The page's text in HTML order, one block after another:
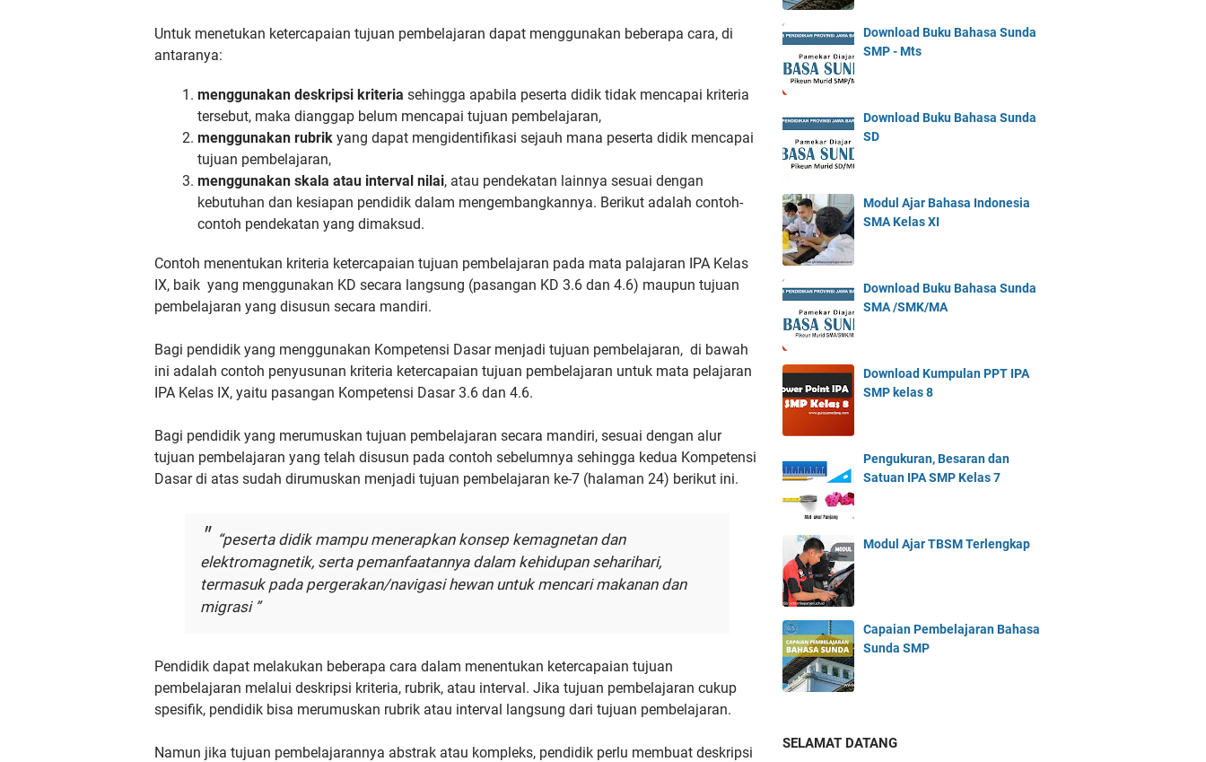
Untuk menetukan ketercapaian tujuan pembelajaran dapat menggunakan beberapa cara, di
antaranya:
menggunakan deskripsi kriteria sehingga apabila peserta didik tidak mencapai kriteria
tersebut, maka dianggap belum mencapai tujuan pembelajaran,
menggunakan rubrik yang dapat mengidentifikasi sejauh mana peserta didik mencapai
tujuan pembelajaran,
menggunakan skala atau interval nilai, atau pendekatan lainnya sesuai dengan
kebutuhan dan kesiapan pendidik dalam mengembangkannya. Berikut adalah contoh-
contoh pendekatan yang dimaksud.
Contoh menentukan kriteria ketercapaian tujuan pembelajaran pada mata palajaran IPA Kelas
IX, baik yang menggunakan KD secara langsung (pasangan KD 3.6 dan 4.6) maupun tujuan
pembelajaran yang disusun secara mandiri.
Bagi pendidik yang menggunakan Kompetensi Dasar menjadi tujuan pembelajaran, di bawah
ini adalah contoh penyusunan kriteria ketercapaian tujuan pembelajaran untuk mata pelajaran
IPA Kelas IX, yaitu pasangan Kompetensi Dasar 3.6 dan 4.6.
Bagi pendidik yang merumuskan tujuan pembelajaran secara mandiri, sesuai dengan alur
tujuan pembelajaran yang telah disusun pada contoh sebelumnya sehingga kedua Kompetensi
Dasar di atas sudah dirumuskan menjadi tujuan pembelajaran ke-7 (halaman 24) berikut ini.
“peserta didik mampu menerapkan konsep kemagnetan dan
elektromagnetik, serta pemanfaatannya dalam kehidupan seharihari,
termasuk pada pergerakan/navigasi hewan untuk mencari makanan dan
migrasi ”
Pendidik dapat melakukan beberapa cara dalam menentukan ketercapaian tujuan
pembelajaran melalui deskripsi kriteria, rubrik, atau interval. Jika tujuan pembelajaran cukup
spesifik, pendidik bisa merumuskan rubrik atau interval langsung dari tujuan pembelajaran.
Namun jika tujuan pembelajarannya abstrak atau kompleks, pendidik perlu membuat deskripsi
Download Buku Bahasa Sunda
SMP - Mts
Download Buku Bahasa Sunda
SD
Modul Ajar Bahasa Indonesia
SMA Kelas XI
Download Buku Bahasa Sunda
SMA /SMK/MA
Download Kumpulan PPT IPA
SMP kelas 8
Pengukuran, Besaran dan
Satuan IPA SMP Kelas 7
Modul Ajar TBSM Terlengkap
Capaian Pembelajaran Bahasa
Sunda SMP
SELAMAT DATANG